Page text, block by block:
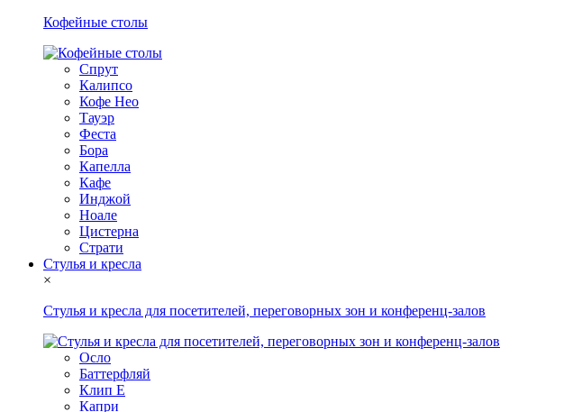
Кофейные столы
Спрут
Калипсо
Кофе Нео
Тауэр
Феста
Бора
Капелла
Кафе
Инджой
Ноале
Цистерна
Страти
Стулья и кресла
×
Стулья и кресла для посетителей, переговорных зон и конференц-залов
Осло
Баттерфляй
Клип Е
Капри